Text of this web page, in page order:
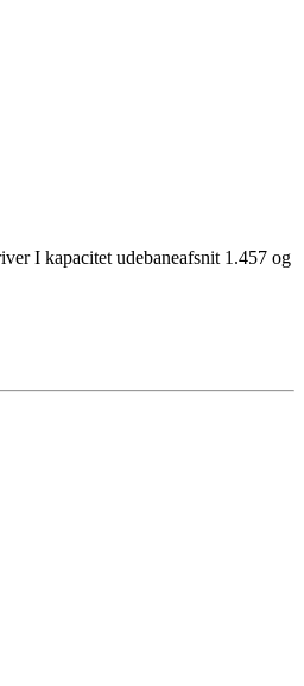
I kapacitet udebaneafsnit 1.457 og